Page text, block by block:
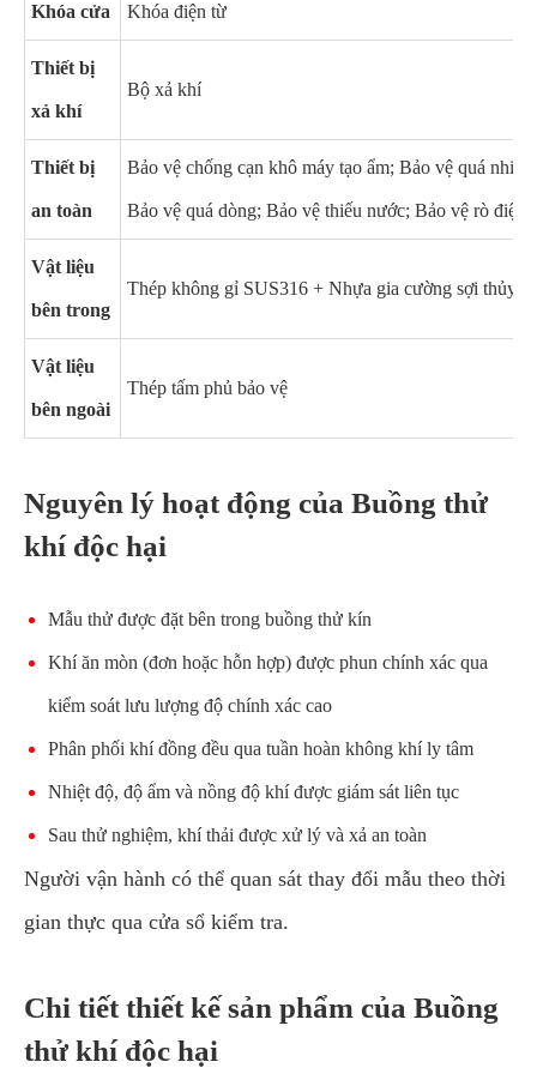
Khóa cửa Khóa điện từ
Thiết bị
xả khí
Bộ xả khí
Thiết bị
an toàn
Bảo vệ chống cạn khô máy tạo ẩm; Bảo vệ quá nhiệt;
Bảo vệ quá dòng; Bảo vệ thiếu nước; Bảo vệ rò điện
Vật liệu
bên trong
Thép không gỉ SUS316 + Nhựa gia cường sợi thủy
Vật liệu
bên ngoài
Thép tấm phủ bảo vệ
Nguyên lý hoạt động của Buồng thử
khí độc hại
Mẫu thử được đặt bên trong buồng thử kín
Khí ăn mòn (đơn hoặc hỗn hợp) được phun chính xác qua
kiểm soát lưu lượng độ chính xác cao
Phân phối khí đồng đều qua tuần hoàn không khí ly tâm
Nhiệt độ, độ ẩm và nồng độ khí được giám sát liên tục
Sau thử nghiệm, khí thải được xử lý và xả an toàn
Người vận hành có thể quan sát thay đổi mẫu theo thời
gian thực qua cửa sổ kiểm tra.
Chi tiết thiết kế sản phẩm của Buồng
thử khí độc hại